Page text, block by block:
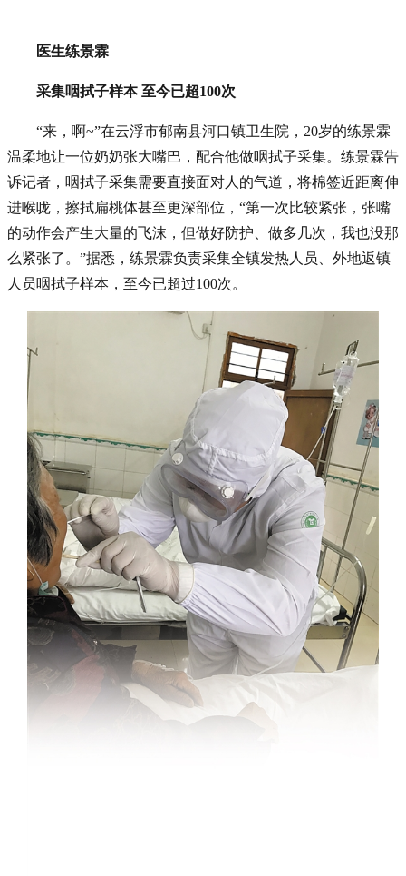
医生练景霖
采集咽拭子样本 至今已超100次
“来，啊~”在云浮市郁南县河口镇卫生院，20岁的练景霖
温柔地让一位奶奶张大嘴巴，配合他做咽拭子采集。练景霖告
诉记者，咽拭子采集需要直接面对人的气道，将棉签近距离伸
进喉咙，擦拭扁桃体甚至更深部位，“第一次比较紧张，张嘴
的动作会产生大量的飞沫，但做好防护、做多几次，我也没那
么紧张了。”据悉，练景霖负责采集全镇发热人员、外地返镇
人员咽拭子样本，至今已超过100次。